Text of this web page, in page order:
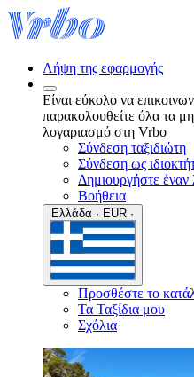
Λήψη της εφαρμογής
Είναι εύκολο να
παρακολουθείτε όλα τα
λογαριασμό στη Vrbo
Σύνδεση ταξιδιώτη
Σύνδεση ως
Δημιουργήστε
Βοήθεια
Προσθέστε το
Τα Ταξίδια μου
Σχόλια